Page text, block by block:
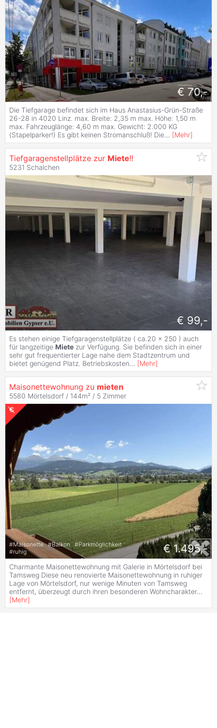
€ 70,-
Die Tiefgarage befindet sich im Haus Anastasius-Grün-Straße
26-28 in 4020 Linz. max. Breite: 2,35 m max. Höhe: 1,50 m
max. Fahrzeuglänge: 4,60 m max. Gewicht: 2.000 KG
(Stapelparker!) Es gibt keinen Stromanschluß! Die... [Mehr]
Tiefgaragenstellplätze zur Miete!!
5231 Schalchen
€ 99,-
Es stehen einige Tiefgaragenstellplätze ( ca.20 x 250 ) auch
für langzeitige Miete zur Verfügung. Sie befinden sich in einer
sehr gut frequentierter Lage nahe dem Stadtzentrum und
bietet genügend Platz. Betriebskosten... [Mehr]
Maisonettewohnung zu mieten
5580 Mörtelsdorf / 144m² / 5 Zimmer
#Maisonette #Balkon #Parkmöglichkeit
#ruhig € 1.495,-
Charmante Maisonettewohnung mit Galerie in Mörtelsdorf bei
Tamsweg Diese neu renovierte Maisonettewohnung in ruhiger
Lage von Mörtelsdorf, nur wenige Minuten von Tamsweg
entfernt, überzeugt durch ihren besonderen Wohncharakter...
[Mehr]